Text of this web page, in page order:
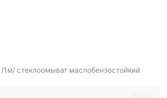
1м/ стеклоомыват маслобензостойкий